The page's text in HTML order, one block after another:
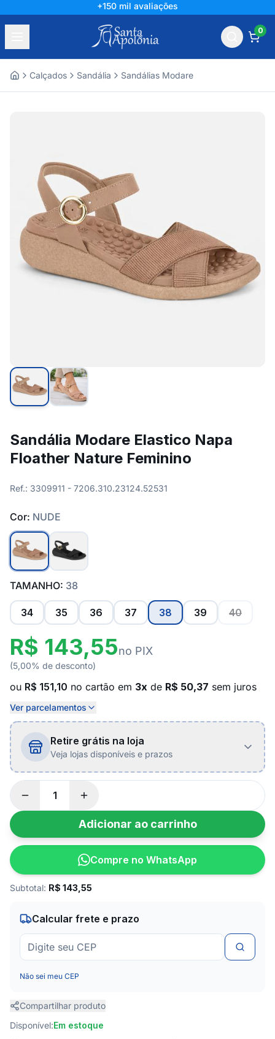
+150 mil avaliações
0
Calçados Sandália Sandálias Modare
Sandália Modare Elastico Napa
Floather Nature Feminino
Ref.: 3309911 - 7206.310.23124.52531
Cor: NUDE
TAMANHO: 38
34 35 36 37 38 39 40
R$ 143,55no PIX
(5,00% de desconto)
ou R$ 151,10 no cartão em 3x de R$ 50,37 sem juros
Ver parcelamentos
Retire grátis na loja
Veja lojas disponíveis e prazos
Adicionar ao carrinho
Compre no WhatsApp
Subtotal: R$ 143,55
Calcular frete e prazo
Não sei meu CEP
Compartilhar produto
Disponível:Em estoque